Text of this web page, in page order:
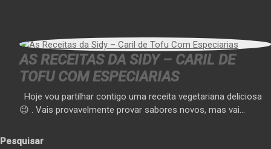
AS RECEITAS DA SIDY – CARIL DE
TOFU COM ESPECIARIAS
Hoje vou partilhar contigo uma receita vegetariana deliciosa
😉 . Vais provavelmente provar sabores novos, mas vai…
Pesquisar